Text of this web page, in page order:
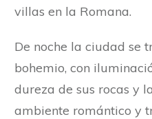
villas en la Romana.
De noche la ciudad se
bohemio, con
dureza de sus rocas y
ambiente romántico y